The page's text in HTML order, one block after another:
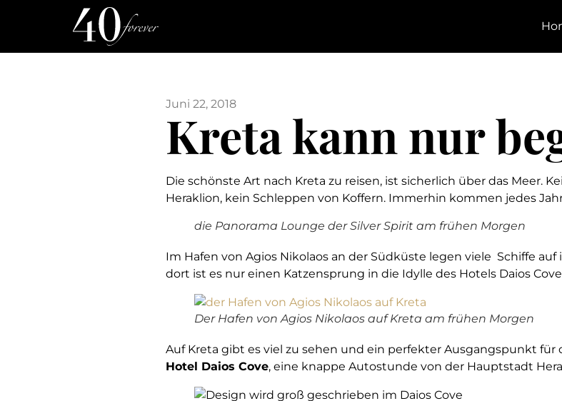
Juni 22, 2018
Kreta kann nur
Die schönste Art nach Kreta zu reisen, ist sicherlich über das Meer.
Heraklion, kein Schleppen von Koffern. Immerhin kommen jedes
die Panorama Lounge der Silver Spirit am frühen Morgen
Im Hafen von Agios Nikolaos an der Südküste legen viele Schiffe
dort ist es nur einen Katzensprung in die Idylle des Hotels Daios
Der Hafen von Agios Nikolaos auf Kreta am frühen Morgen
Auf Kreta gibt es viel zu sehen und ein perfekter Ausgangspunkt
Hotel Daios Cove, eine knappe Autostunde von der Hauptstadt